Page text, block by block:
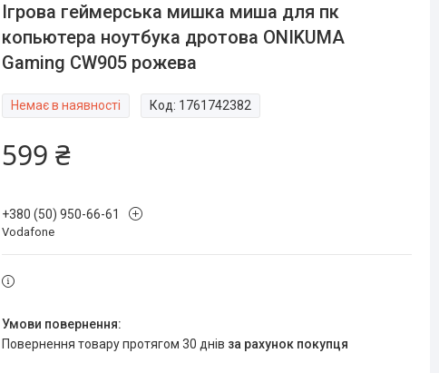
Ігрова геймерська мишка миша для пк
копьютера ноутбука дротова ONIKUMA
Gaming CW905 рожева
Немає в наявності Код: 1761742382
599 ₴
+380 (50) 950-66-61
Vodafone
повернення товару протягом 30 днів за рахунок покупця